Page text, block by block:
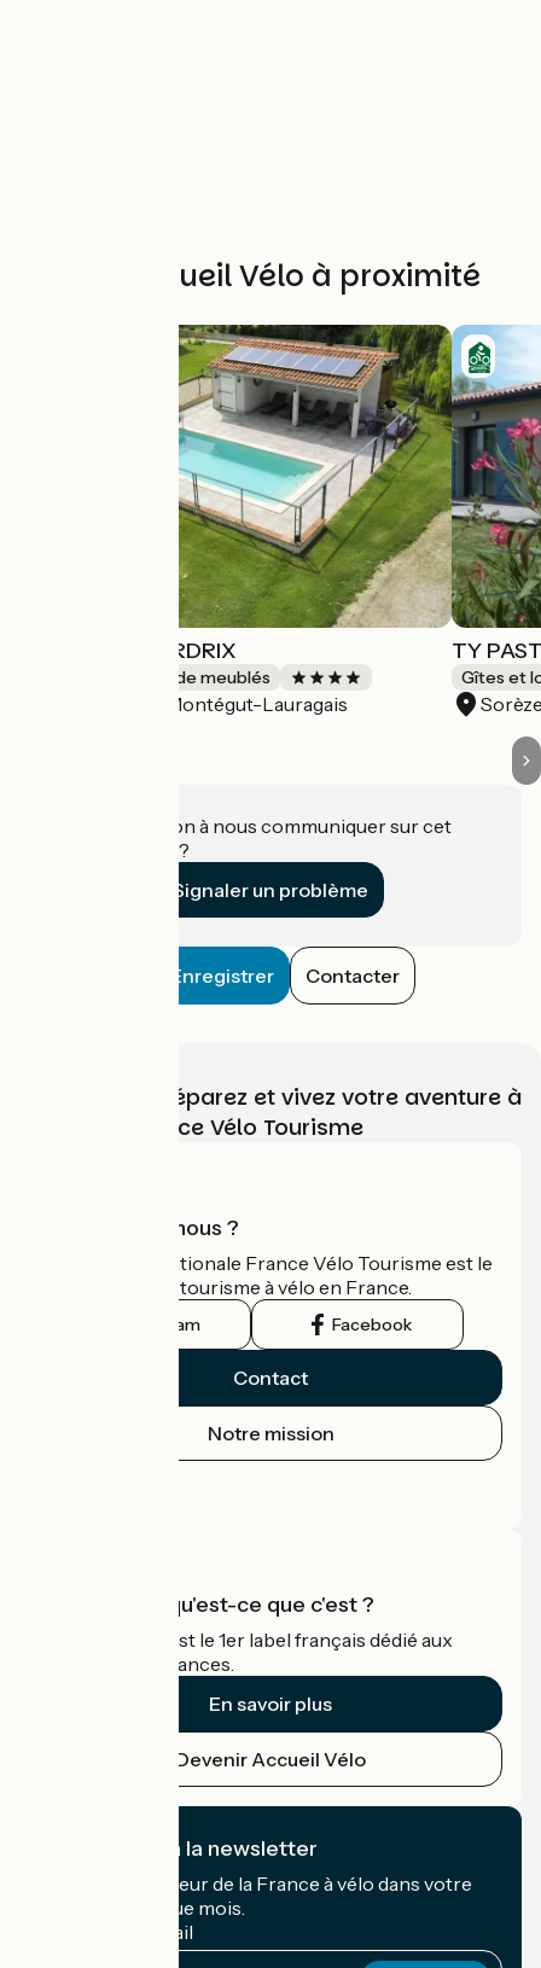
Autres Accueil Vélo à proximité
EN CAYRE - PERDRIX
Gîtes et locations de meublés
Montégut-Lauragais
TY
Gîtes et
Une information à nous communiquer sur cet
établissement ?
Signaler un problème
Enregistrer Contacter
Choisissez, préparez et vivez votre aventure à
vélo avec France Vélo Tourisme
Qui sommes-nous ?
L'association nationale France Vélo Tourisme est le
guide officiel du tourisme à vélo en France.
Instagram Facebook
Contact
Notre mission
Accueil Vélo qu'est-ce que c'est ?
Accueil Vélo c'est le 1er label français dédié aux
cyclistes en vacances.
En savoir plus
Devenir Accueil Vélo
Je m'abonne à la newsletter
Recevez le meilleur de la France à vélo dans votre
boîte mail chaque mois.
Mon adresse mail